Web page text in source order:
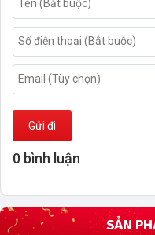
Gửi đi
0 bình luận
SẢN